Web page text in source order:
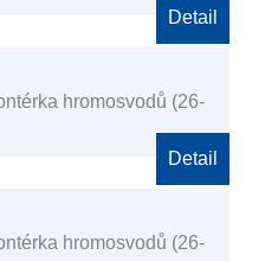
Detail
hromosvodů (26-
Detail
hromosvodů (26-